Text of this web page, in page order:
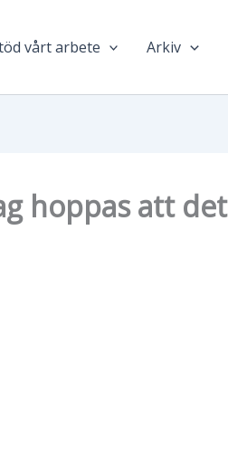
vårt arbete Arkiv
hoppas att det